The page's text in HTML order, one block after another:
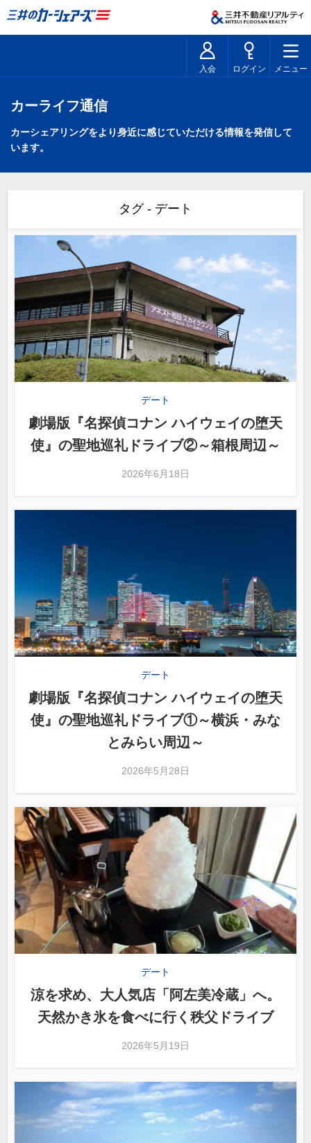
入会 ログイン メニュー
カーライフ通信
カーシェアリングをより身近に感じていただける情報を発信して
います。
タグ - デート
デート
劇場版『名探偵コナン ハイウェイの堕天
使』の聖地巡礼ドライブ②～箱根周辺～
2026年6月18日
デート
劇場版『名探偵コナン ハイウェイの堕天
使』の聖地巡礼ドライブ①～横浜・みな
とみらい周辺～
2026年5月28日
デート
涼を求め、大人気店「阿左美冷蔵」へ。
天然かき氷を食べに行く秩父ドライブ
2026年5月19日